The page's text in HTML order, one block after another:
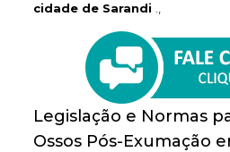
cidade de Sarandi
Legislação e Normas
Ossos Pós-Exumação